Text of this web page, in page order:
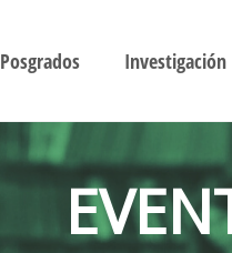
Posgrados Investigación